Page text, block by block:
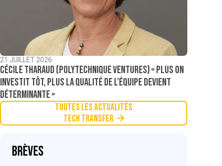
21 JUILLET 2026
Cécile Tharaud (Polytechnique Ventures) « Plus on
investit tôt, plus la qualité de l’équipe devient
déterminante »
Toutes les actualités
Tech Transfer
Brèves